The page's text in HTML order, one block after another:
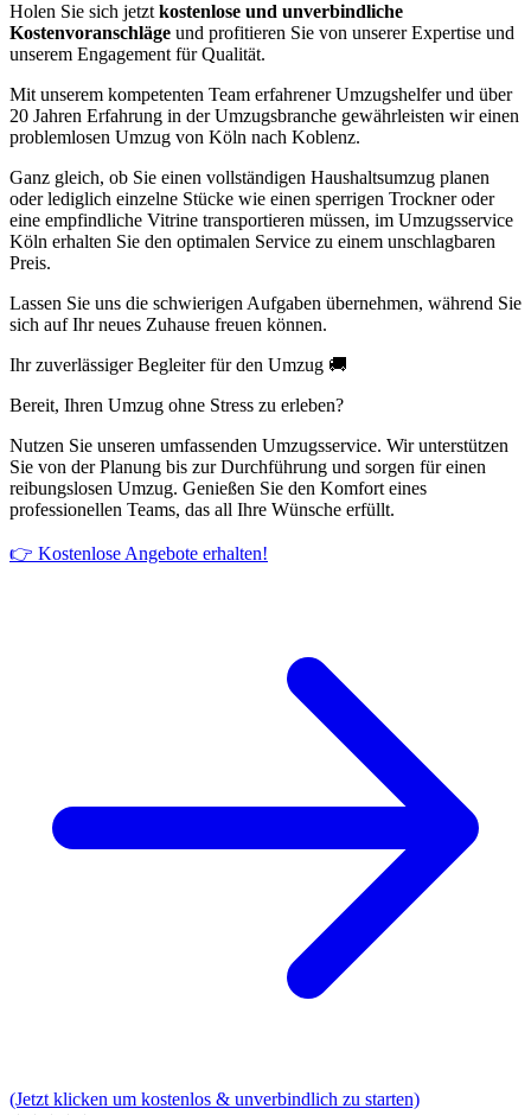
Holen Sie sich jetzt kostenlose und unverbindliche
Kostenvoranschläge und profitieren Sie von unserer Expertise und
unserem Engagement für Qualität.
Mit unserem kompetenten Team erfahrener Umzugshelfer und über
20 Jahren Erfahrung in der Umzugsbranche gewährleisten wir einen
problemlosen Umzug von Köln nach Koblenz.
Ganz gleich, ob Sie einen vollständigen Haushaltsumzug planen
oder lediglich einzelne Stücke wie einen sperrigen Trockner oder
eine empfindliche Vitrine transportieren müssen, im Umzugsservice
Köln erhalten Sie den optimalen Service zu einem unschlagbaren
Preis.
Lassen Sie uns die schwierigen Aufgaben übernehmen, während Sie
sich auf Ihr neues Zuhause freuen können.
Ihr zuverlässiger Begleiter für den Umzug 🚚
Bereit, Ihren Umzug ohne Stress zu erleben?
Nutzen Sie unseren umfassenden Umzugsservice. Wir unterstützen
Sie von der Planung bis zur Durchführung und sorgen für einen
reibungslosen Umzug. Genießen Sie den Komfort eines
professionellen Teams, das all Ihre Wünsche erfüllt.
👉 Kostenlose Angebote erhalten!
(Jetzt klicken um kostenlos & unverbindlich zu starten)